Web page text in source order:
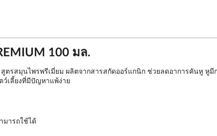
100 มล.
รสมุนไพรพรีเมี่ยม ผลิตจากสารสกัดออร์แกนิก ช่วยลดอาการคันหู หู
ว์เลี้ยงที่มีปัญหาแพ้ง่าย
มารถใช้ได้